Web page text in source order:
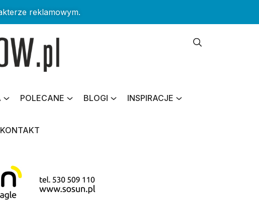
reklamowym.
POLECANE BLOGI INSPIRACJE
KONTAKT